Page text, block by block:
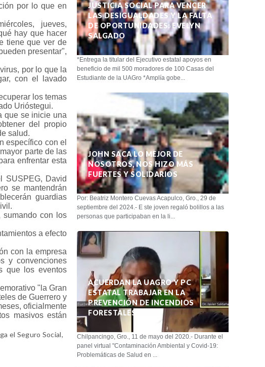
por lo que en
jueves,
hay que hacer
tiene que ver de
presentar",
por lo que la
con el lavado
los temas
Urióstegui.
que se inicie una
del propio
salud.
específico con el
parte de las
enfrentar esta
SUSPEG, David
se mantendrán
guardias
sumando con los
a efecto
con la empresa
y convenciones
que los eventos
"la Gran
de Guerrero y
oficialmente
masivos están
el Seguro Social,
JUSTICIA SOCIAL PARA VENCER
LAS DESIGUALDADES Y LA FALTA
DE OPORTUNIDADES: EVELYN
SALGADO
*Entrega la titular del Ejecutivo estatal apoyos en
beneficio de mil 500 moradores de 100 Casas del
Estudiante de la UAGro *Amplía gobe...
JOHN SACA LO MEJOR DE
NOSOTROS, NOS HIZO MÁS
FUERTES Y SOLIDARIOS
Por: Beatriz Montero Cuevas Acapulco, Gro., 29 de
septiembre del 2024.- E ste joven regaló bolillos a las
personas que participaban en la li...
ACUERDAN LA UAGRO Y PC
ESTATAL TRABAJAR EN LA
PREVENCIÓN DE INCENDIOS
FORESTALES
Chilpancingo, Gro., 11 de mayo del 2020.- Durante el
panel virtual "Contaminación Ambiental y Covid-19:
Problemáticas de Salud en ...